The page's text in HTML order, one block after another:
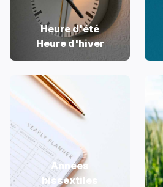
Heure d'été
Heure d'hiver
Années
bissextiles